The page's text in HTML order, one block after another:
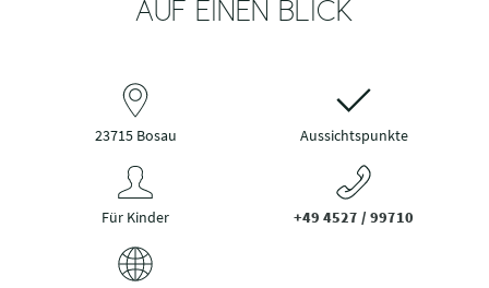
AUF EINEN BLICK
23715 Bosau Aussichtspunkte
Für Kinder +49 4527 / 99710